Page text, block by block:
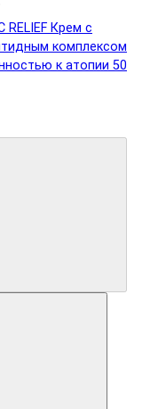
RELIEF Крем с
комплексом
к атопии 50